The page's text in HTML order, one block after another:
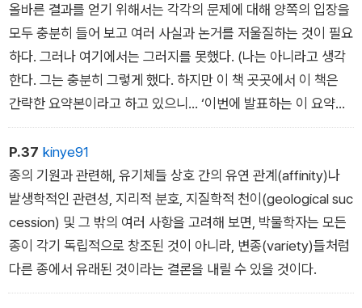
올바른 결과를 얻기 위해서는 각각의 문제에 대해 양쪽의 입장을
모두 충분히 들어 보고 여러 사실과 논거를 저울질하는 것이 필요
하다. 그러나 여기에서는 그러지를 못했다. (나는 아니라고 생각
한다. 그는 충분히 그렇게 했다. 하지만 이 책 곳곳에서 이 책은
간략한 요약본이라고 하고 있으니... ‘이번에 발표하는 이 요약본
은 불완전할 수밖에 없다‘(36쪽)고 하고 있지만, 이 책이 불완전
하다면 다른 책은?)
P.37 kinye91
종의 기원과 관련해, 유기체들 상호 간의 유연 관계(affinity)나
발생학적인 관련성, 지리적 분호, 지질학적 천이(geological suc
cession) 및 그 밖의 여러 사항을 고려해 보면, 박물학자는 모든
종이 각기 독립적으로 창조된 것이 아니라, 변종(variety)들처럼
다른 종에서 유래된 것이라는 결론을 내릴 수 있을 것이다.